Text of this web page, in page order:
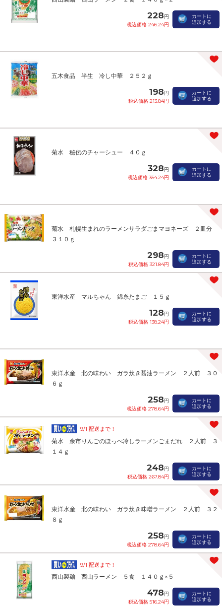
228円
税込価格 246.24円
カートに
追加する
五木食品 半生 冷し中華 ２５２ｇ
198円
税込価格 213.84円
カートに
追加する
菊水 秘伝のチャーシュー ４０ｇ
328円
税込価格 354.24円
カートに
追加する
菊水 札幌生まれのラーメンサラダごまマヨネーズ ２皿分
３１０ｇ
298円
税込価格 321.84円
カートに
追加する
東洋水産 マルちゃん 錦糸たまご １５ｇ
128円
税込価格 138.24円
カートに
追加する
東洋水産 北の味わい ガラ炊き醤油ラーメン ２人前 ３０
６ｇ
258円
税込価格 278.64円
カートに
追加する
9/1 配送まで！
菊水 余市りんごのほっぺ冷しラーメンごまだれ ２人前 ３
１４ｇ
248円
税込価格 267.84円
カートに
追加する
東洋水産 北の味わい ガラ炊き味噌ラーメン ２人前 ３２
８ｇ
258円
税込価格 278.64円
カートに
追加する
9/1 配送まで！
西山製麺 西山ラーメン ５食 １４０ｇ×５
478円
税込価格 516.24円
カートに
追加する